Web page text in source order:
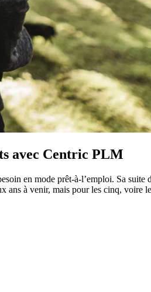
avec Centric PLM
en mode prêt-à-l’emploi. Sa suite
ans à venir, mais pour les cinq, voire